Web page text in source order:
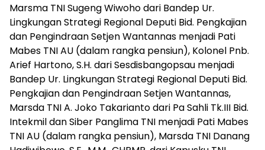
Marsma TNI Sugeng Wiwoho dari Bandep Ur.
Lingkungan Strategi Regional Deputi Bid. Pengkajian
dan Pengindraan Setjen Wantannas menjadi Pati
Mabes TNI AU (dalam rangka pensiun), Kolonel Pnb.
Arief Hartono, S.H. dari Sesdisbangopsau menjadi
Bandep Ur. Lingkungan Strategi Regional Deputi Bid.
Pengkajian dan Pengindraan Setjen Wantannas,
Marsda TNI A. Joko Takarianto dari Pa Sahli Tk.III Bid.
Intekmil dan Siber Panglima TNI menjadi Pati Mabes
TNI AU (dalam rangka pensiun), Marsda TNI Danang